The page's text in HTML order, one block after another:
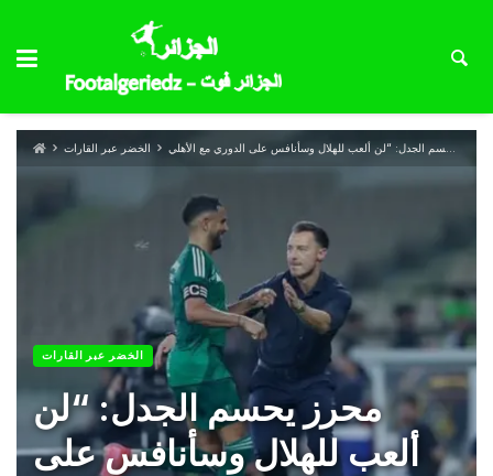
الخضر عبر القارات
الخضر عبر القارات
محرز يحسم الجدل: “لن
ألعب للهلال وسأنافس على